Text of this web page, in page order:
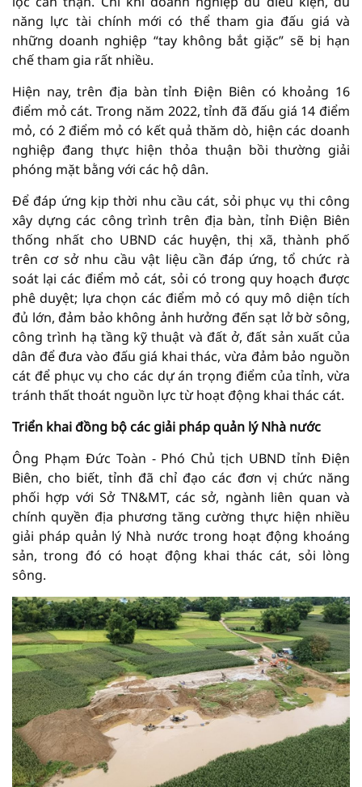
năng lực tài chính mới có thể tham gia đấu giá và
những doanh nghiệp “tay không bắt giặc” sẽ bị hạn
chế tham gia rất nhiều.
Hiện nay, trên địa bàn tỉnh Điện Biên có khoảng 16
điểm mỏ cát. Trong năm 2022, tỉnh đã đấu giá 14 điểm
mỏ, có 2 điểm mỏ có kết quả thăm dò, hiện các doanh
nghiệp đang thực hiện thỏa thuận bồi thường giải
phóng mặt bằng với các hộ dân.
Để đáp ứng kịp thời nhu cầu cát, sỏi phục vụ thi công
xây dựng các công trình trên địa bàn, tỉnh Điện Biên
thống nhất cho UBND các huyện, thị xã, thành phố
trên cơ sở nhu cầu vật liệu cần đáp ứng, tổ chức rà
soát lại các điểm mỏ cát, sỏi có trong quy hoạch được
phê duyệt; lựa chọn các điểm mỏ có quy mô diện tích
đủ lớn, đảm bảo không ảnh hưởng đến sạt lở bờ sông,
công trình hạ tầng kỹ thuật và đất ở, đất sản xuất của
dân để đưa vào đấu giá khai thác, vừa đảm bảo nguồn
cát để phục vụ cho các dự án trọng điểm của tỉnh, vừa
tránh thất thoát nguồn lực từ hoạt động khai thác cát.
Triển khai đồng bộ các giải pháp quản lý Nhà nước
Ông Phạm Đức Toàn - Phó Chủ tịch UBND tỉnh Điện
Biên, cho biết, tỉnh đã chỉ đạo các đơn vị chức năng
phối hợp với Sở TN&MT, các sở, ngành liên quan và
chính quyền địa phương tăng cường thực hiện nhiều
giải pháp quản lý Nhà nước trong hoạt động khoáng
sản, trong đó có hoạt động khai thác cát, sỏi lòng
sông.